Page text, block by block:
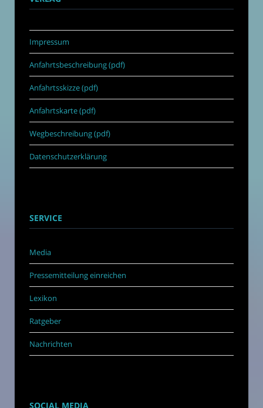
Impressum
Anfahrtsbeschreibung (pdf)
Anfahrtsskizze (pdf)
Anfahrtskarte (pdf)
Wegbeschreibung (pdf)
Datenschutzerklärung
SERVICE
Media
Pressemitteilung einreichen
Lexikon
Ratgeber
Nachrichten
SOCIAL MEDIA